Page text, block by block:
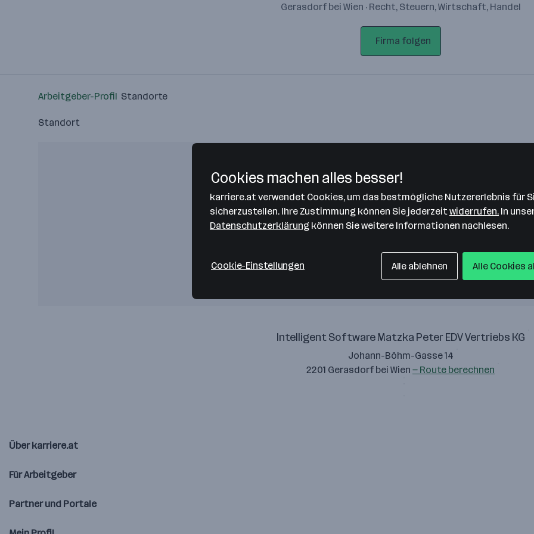
Gerasdorf bei Wien · Recht, Steuern, Wirtschaft, Handel
Firma folgen
Arbeitgeber-Profil Standorte
Standort
Bitte stimme unseren Cookie-
Richtlinien zu, um diese Karte
anzuzeigen.
Zustimmung geben
Intelligent Software Matzka Peter EDV Vertriebs KG
Johann-Böhm-Gasse 14
2201 Gerasdorf bei Wien — Route berechnen
Über karriere.at
Für Arbeitgeber
Partner und Portale
Cookies machen alles besser!
karriere.at verwendet Cookies, um das bestmögliche Nutzererlebnis für
sicherzustellen. Ihre Zustimmung können Sie jederzeit widerrufen. In
Datenschutzerklärung können Sie weitere Informationen nachlesen.
Cookie-Einstellungen Alle ablehnen Alle Cookies